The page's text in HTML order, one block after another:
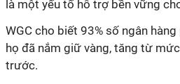
là một yếu tố hỗ trợ bền vững
WGC cho biết 93% số ngân
họ đã nắm giữ vàng, tăng từ
trước.